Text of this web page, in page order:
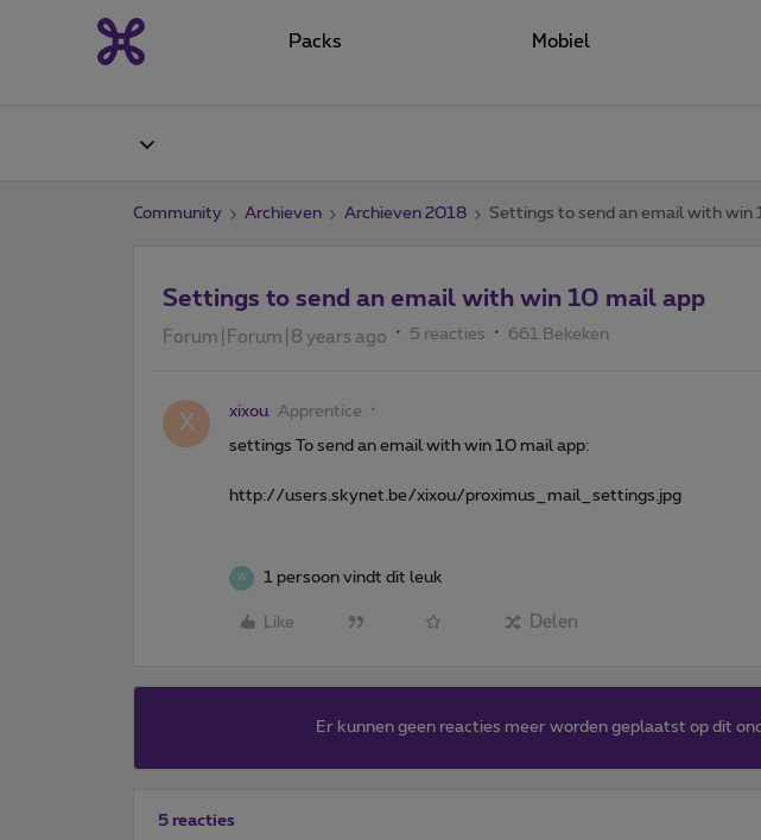
Packs Mobiel
Community Archieven Archieven 2018 Settings to send an email with win
Settings to send an email with win 10 mail app
Forum|Forum|8 years ago 5 reacties 661 Bekeken
X xixou Apprentice
settings To send an email with win 10 mail app:
http://users.skynet.be/xixou/proximus_mail_settings.jpg
W 1 persoon vindt dit leuk
Like Delen
Er kunnen geen reacties meer worden geplaatst op dit
5 reacties